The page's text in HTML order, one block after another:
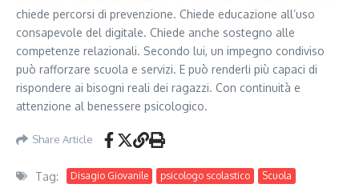
chiede percorsi di prevenzione. Chiede educazione all’uso
consapevole del digitale. Chiede anche sostegno alle
competenze relazionali. Secondo lui, un impegno condiviso
può rafforzare scuola e servizi. E può renderli più capaci di
rispondere ai bisogni reali dei ragazzi. Con continuità e
attenzione al benessere psicologico.
Share Article
Tag: Disagio Giovanile psicologo scolastico
Scuola